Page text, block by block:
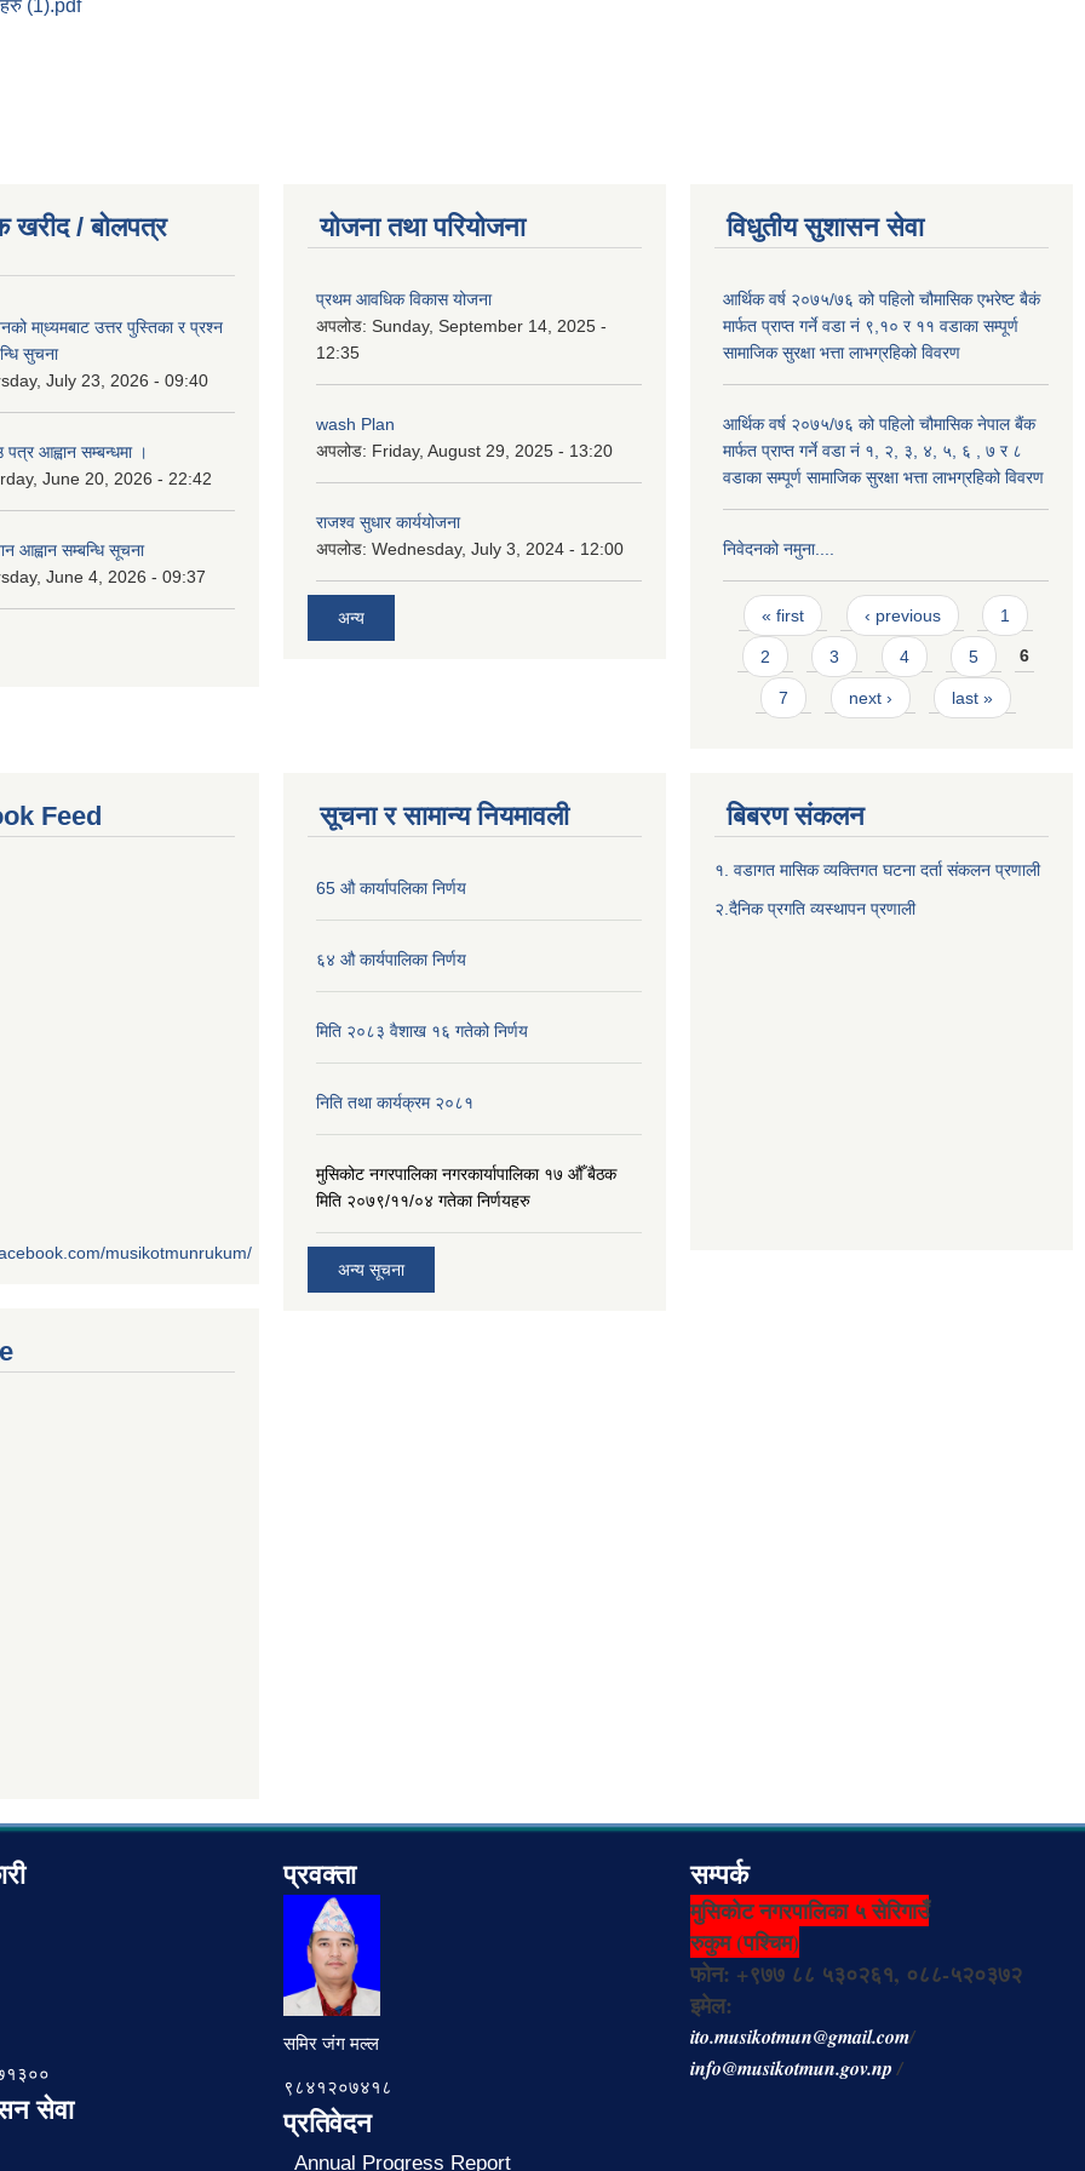
(1).pdf
खरीद / बोलपत्र
मा्ध्यमबाट उत्तर पुस्तिका र प्रश्न
सुचना
July 23, 2026 - 09:40
पत्र आह्वान सम्बन्धमा ।
June 20, 2026 - 22:42
आह्वान सम्बन्धि सूचना
June 4, 2026 - 09:37
योजना तथा परियोजना
प्रथम आवधिक विकास योजना
अपलोड: Sunday, September 14, 2025 -
12:35
wash Plan
अपलोड: Friday, August 29, 2025 - 13:20
राजश्व सुधार कार्ययोजना
अपलोड: Wednesday, July 3, 2024 - 12:00
अन्य
विधुतीय सुशासन सेवा
आर्थिक वर्ष २०७५/७६ को पहिलो चौमासिक एभरेष्ट बैकं
मार्फत प्राप्त गर्ने वडा नं ९,१० र ११ वडाका सम्पूर्ण
सामाजिक सुरक्षा भत्ता लाभग्रहिको विवरण
आर्थिक वर्ष २०७५/७६ को पहिलो चौमासिक नेपाल बैंक
मार्फत प्राप्त गर्ने वडा नं १, २, ३, ४, ५, ६ , ७ र ८
वडाका सम्पूर्ण सामाजिक सुरक्षा भत्ता लाभग्रहिको विवरण
निवेदनको नमुना....
Pages
« first ‹ previous 1
2 3 4 5 6
7 next › last »
Feed
musikotmunrukum/
सूचना र सामान्य नियमावली
65 औ कार्यापलिका निर्णय
६४ औ कार्यपालिका निर्णय
मिति २०८३ वैशाख १६ गतेको निर्णय
निति तथा कार्यक्रम २०८१
मुसिकोट नगरपालिका नगरकार्यापालिका १७ औँ बैठक
मिति २०७९/११/०४ गतेका निर्णयहरु
अन्य सूचना
बिबरण संकलन
१. वडागत मासिक व्यक्तिगत घटना दर्ता संकलन प्रणाली
२.दैनिक प्रगति व्यस्थापन प्रणाली
सेवा
प्रवक्ता
समिर जंग मल्ल
९८४१२०७४१८
प्रतिवेदन
Annual Progress Report
सम्पर्क
मुसिकोट नगरपालिका ५ सेरिगाउँ
रुकुम (पश्चिम)
फोन: +९७७ ८८ ५३०२६१, ०८८-५२०३७२
इमेल:
ito.musikotmun@gmail.com/
info@musikotmun.gov.np/